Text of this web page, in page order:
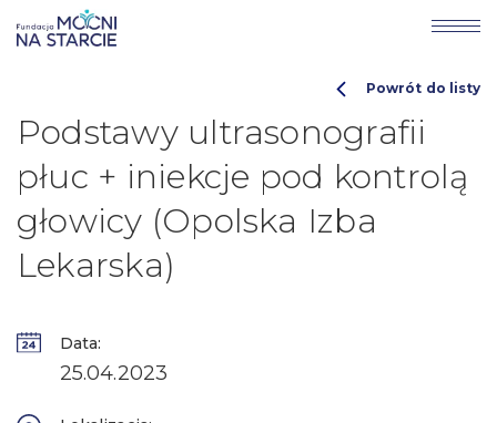
Podstawy ultrasonografii
płuc + iniekcje pod kontrolą
głowicy (Opolska Izba
Lekarska)
Powrót do listy
Data:
25.04.2023